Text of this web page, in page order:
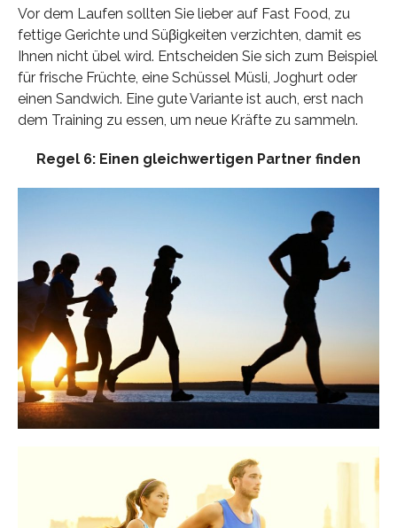
Vor dem Laufen sollten Sie lieber auf Fast Food, zu
fettige Gerichte und Süβigkeiten verzichten, damit es
Ihnen nicht übel wird. Entscheiden Sie sich zum Beispiel
für frische Früchte, eine Schüssel Müsli, Joghurt oder
einen Sandwich. Eine gute Variante ist auch, erst nach
dem Training zu essen, um neue Kräfte zu sammeln.
Regel 6: Einen gleichwertigen Partner finden